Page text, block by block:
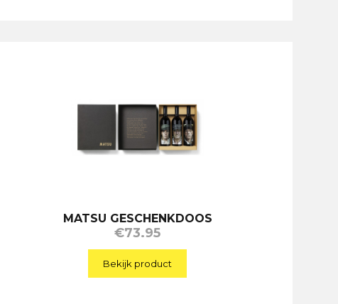
MATSU GESCHENKDOOS
€73.95
Bekijk product